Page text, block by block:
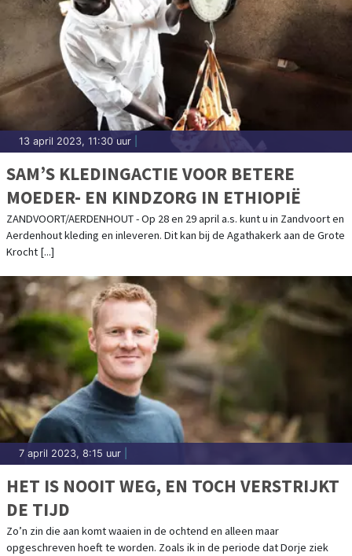
13 april 2023, 11:30 uur
SAM’S KLEDINGACTIE VOOR BETERE
MOEDER- EN KINDZORG IN ETHIOPIË
ZANDVOORT/AERDENHOUT - Op 28 en 29 april a.s. kunt u in Zandvoort en
Aerdenhout kleding en inleveren. Dit kan bij de Agathakerk aan de Grote
Krocht [...]
7 april 2023, 8:15 uur
HET IS NOOIT WEG, EN TOCH VERSTRIJKT
DE TIJD
Zo’n zin die aan komt waaien in de ochtend en alleen maar
opgeschreven hoeft te worden. Zoals ik in de periode dat Dorje ziek